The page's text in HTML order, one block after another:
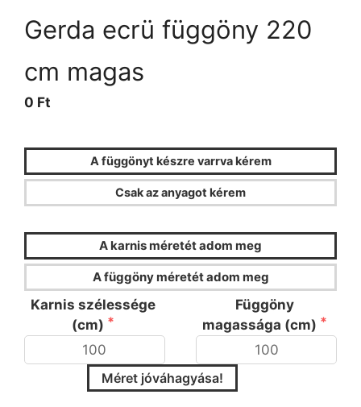
Gerda ecrü függöny 220
cm magas
0 Ft
A függönyt készre varrva kérem
Csak az anyagot kérem
A karnis méretét adom meg
A függöny méretét adom meg
Karnis szélessége
(cm)
Függöny
magassága (cm)
Méret jóváhagyása!